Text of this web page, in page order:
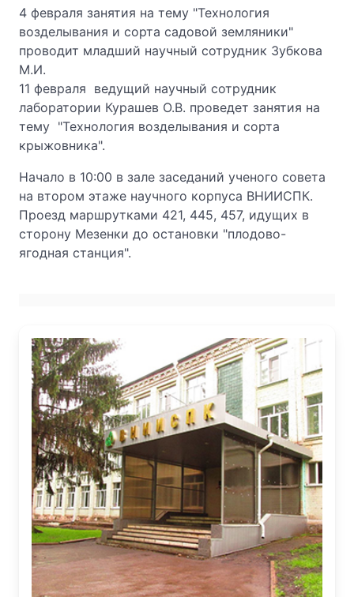
4 февраля занятия на тему "Технология
возделывания и сорта садовой земляники"
проводит младший научный сотрудник Зубкова
М.И.
11 февраля ведущий научный сотрудник
лаборатории Курашев О.В. проведет занятия на
тему "Технология возделывания и сорта
крыжовника".
Начало в 10:00 в зале заседаний ученого совета
на втором этаже научного корпуса ВНИИСПК.
Проезд маршрутками 421, 445, 457, идущих в
сторону Мезенки до остановки "плодово-
ягодная станция".